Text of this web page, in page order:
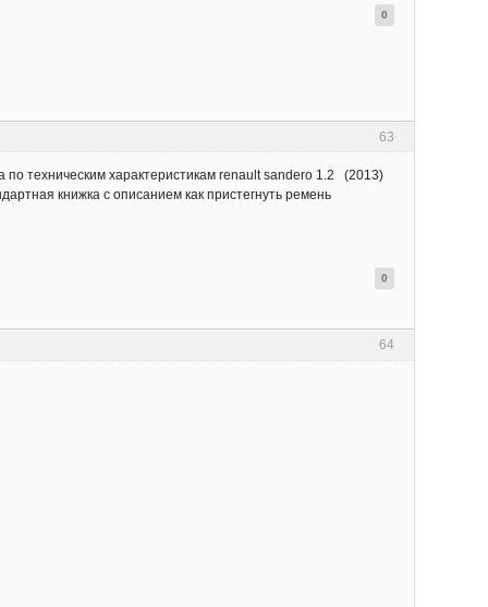
0
63
техническим характеристикам renault sandero 1.2 (2013)
книжка с описанием как пристегнуть ремень
0
64